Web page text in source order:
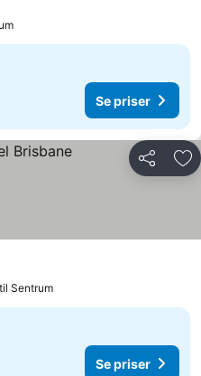
Se priser
Del
Sentrum
Se priser